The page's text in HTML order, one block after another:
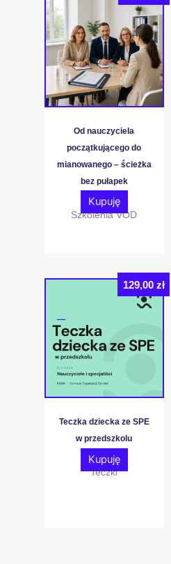
Od nauczyciela
początkującego do
mianowanego – ścieżka
bez pułapek
Kupuję
Szkolenia VOD
Teczka dziecka ze SPE
w przedszkolu
129,00 zł
Kupuję
Teczki